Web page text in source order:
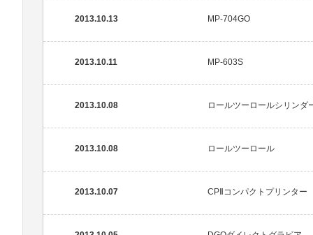
2013.10.13 MP-704GO
2013.10.11 MP-603S
2013.10.08 ロールツーロールシリンダ
2013.10.08 ロールツーロール
2013.10.07 CPⅡコンパクトプリンター